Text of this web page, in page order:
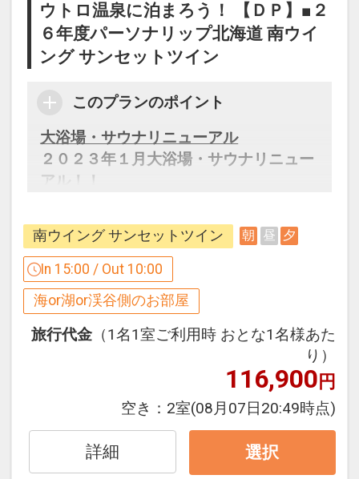
をブッフェ形式でご提供致します。
目でも舌でも愉しめるKIKI知床のブッフ
ェをご賞味ください
い致します。
2024年4月より
レストランにて
アルコール、ソフトドリンクもオールイ
だけます。
（アルコールは夕食時のみ）
■朝食のご案内
【ＴＲＥＥ ＳＩＤＥ ＢＵＦＦＥＴ】
地場産食材を使用したメニューを中心に
したブッフェにてご案内となります。
営業時間につきましては当日ご確認お願
い致します。
■大浴場
ウトロ温泉に泊まろう！ 【ＤＰ】■２
６年度パーソナリップ北海道 南ウイ
ング サンセットツイン
このプランのポイント
大浴場・サウナリニューアル
２０２３年１月大浴場・サウナリニュー
アル！！
●ネウナ
●クロウナ
●ウィスキングサウナ
●イグルーサウナ
ファミリーに嬉しいポイント！
お子様連れのファミリーに大好評のボー
ネルンド監修の《 キッズスペースあそび
小さなお子様から活発なお子様まで、考
えたり、工夫したり、全身で楽しめる場
南ウイング サンセットツイン 朝 昼 夕
In 15:00 / Out 10:00
海or湖or渓谷側のお部屋
旅行代金 （1名1室ご利用時 おとな1名様あた
り）
116,900円
空き： 2室(08月07日20:49時点)
詳細 選択